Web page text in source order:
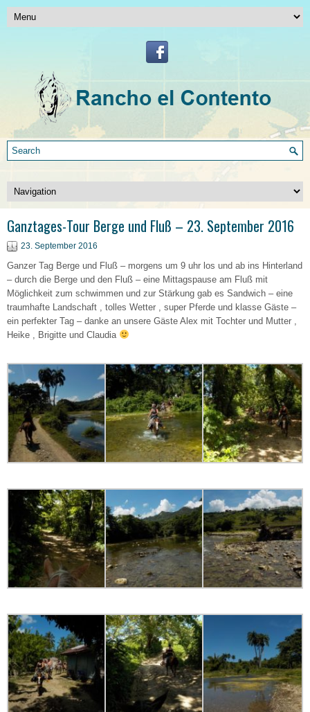
Ganztages-Tour Berge und Fluß – 23. September 2016
23. September 2016
Ganzer Tag Berge und Fluß – morgens um 9 uhr los und ab ins Hinterland
– durch die Berge und den Fluß – eine Mittagspause am Fluß mit
Möglichkeit zum schwimmen und zur Stärkung gab es Sandwich – eine
traumhafte Landschaft , tolles Wetter , super Pferde und klasse Gäste –
ein perfekter Tag – danke an unsere Gäste Alex mit Tochter und Mutter ,
Heike , Brigitte und Claudia